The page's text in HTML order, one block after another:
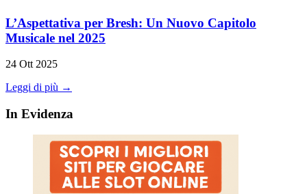
L’Aspettativa per Bresh: Un Nuovo Capitolo
Musicale nel 2025
24 Ott 2025
Leggi di più →
In Evidenza